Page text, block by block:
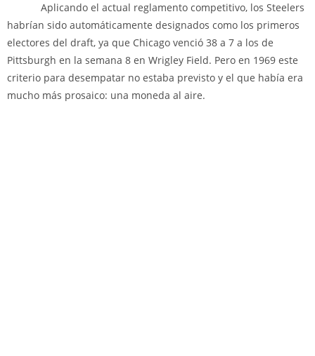
Aplicando el actual reglamento competitivo, los Steelers
habrían sido automáticamente designados como los primeros
electores del draft, ya que Chicago venció 38 a 7 a los de
Pittsburgh en la semana 8 en Wrigley Field. Pero en 1969 este
criterio para desempatar no estaba previsto y el que había era
mucho más prosaico: una moneda al aire.